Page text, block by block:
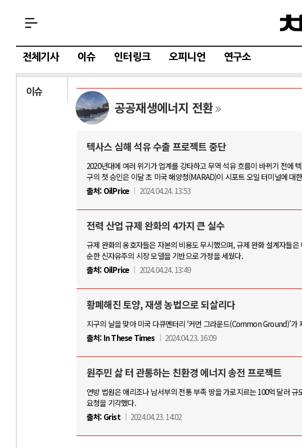
전체기사 이슈 인터링크 오피니언 연구소
이슈
공공재생에너지 전환
텍사스 심해 석유 수출 프로젝트 중단
2020년대에 여러 위기가 업계를 강타하고 무역 석유 흐름이 바뀌기 전에
구의 첫 승인은 이달 초 미국 해양청(MARAD)이 시포트 오일 터미널에 대
출처: OilPrice 2024.04.24. 13:53
전력 산업 규제 완화의 4가지 큰 실수
규제 완화의 옹호자들은 자본의 비용도 무시했으며, 규제 완화 설계자들
순한 신자유주의 시장 모델을 기반으로 가정을 세웠다.
출처: OilPrice 2024.04.24. 13:49
황폐해진 토양, 재생 농법으로 되살리다
지구의 날을 맞아 미국 다큐멘터리 ‘커먼 그라운드(Common Ground)’가
출처: In These Times 2024.04.23. 16:09
원주민 삶 터 관통하는 친환경 에너지 송전 프로젝트
연방 법원은 애리조나 남서부의 전통 부족 땅을 가로지르는 100억 달러
요청을 기각했다.
출처: Grist 2024.04.23. 14:02
중국 AI, 저가 공세로 글로벌 토큰 시..
AI 국부펀드 구상 놓고 미국 진보진영 ..
AI 데이터센터 반대 투쟁은 새로운 글로..
AI의 숨은 환경 비용: 데이터센터 확산..
AI는 어떻게 미국 민주주의를 잠식하고 ..